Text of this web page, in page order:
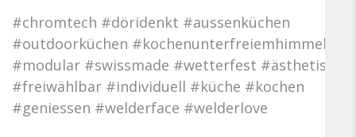
#chromtech #döridenkt #aussenküchen
#outdoorküchen #kochenunterfreiemhimmel
#modular #swissmade #wetterfest #ästhetisch
#freiwählbar #individuell #küche #kochen
#geniessen #welderface #welderlove